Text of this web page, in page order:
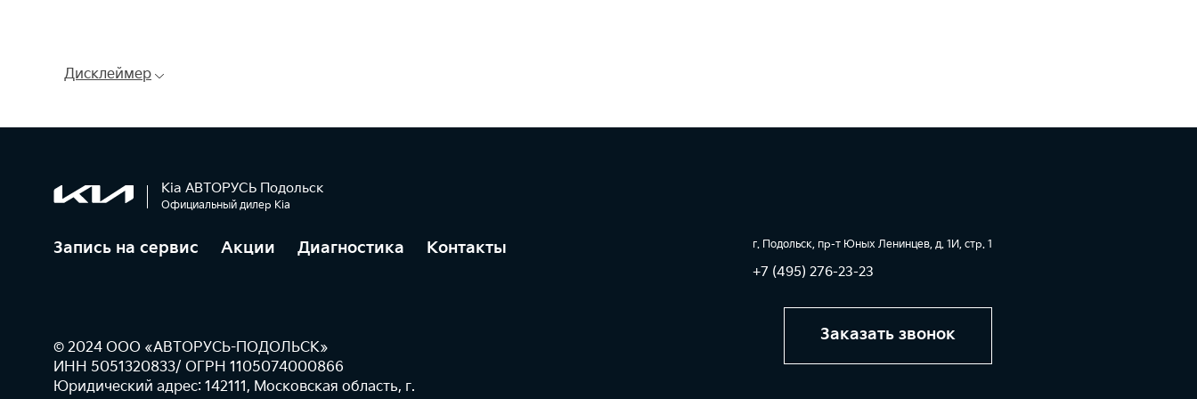
Дисклеймер
Kia АВТОРУСЬ Подольск
Официальный дилер Kia
Запись на сервис Акции Диагностика Контакты г. Подольск, пр-т Юных Ленинцев, д. 1И, стр. 1
+7 (495) 276-23-23
© 2024 ООО «АВТОРУСЬ-ПОДОЛЬСК»
ИНН 5051320833/ ОГРН 1105074000866
Юридический адрес: 142111, Московская область, г.
Заказать звонок